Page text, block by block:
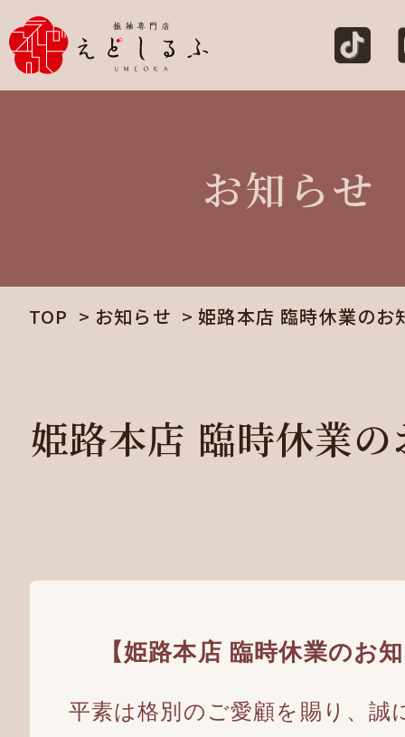
お知らせ
TOP お知らせ 姫路本店 臨時休業のお
姫路本店 臨時休業
【姫路本店 臨時休業のお
平素は格別のご愛顧を賜り、誠